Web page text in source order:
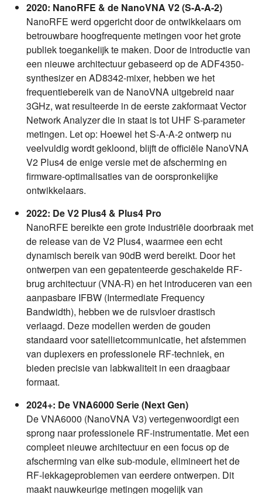
2020: NanoRFE & de NanoVNA V2 (S-A-A-2)
NanoRFE werd opgericht door de ontwikkelaars om
betrouwbare hoogfrequente metingen voor het grote
publiek toegankelijk te maken. Door de introductie van
een nieuwe architectuur gebaseerd op de ADF4350-
synthesizer en AD8342-mixer, hebben we het
frequentiebereik van de NanoVNA uitgebreid naar
3GHz, wat resulteerde in de eerste zakformaat Vector
Network Analyzer die in staat is tot UHF S-parameter
metingen. Let op: Hoewel het S-A-A-2 ontwerp nu
veelvuldig wordt gekloond, blijft de officiële NanoVNA
V2 Plus4 de enige versie met de afscherming en
firmware-optimalisaties van de oorspronkelijke
ontwikkelaars.
2022: De V2 Plus4 & Plus4 Pro
NanoRFE bereikte een grote industriële doorbraak met
de release van de V2 Plus4, waarmee een echt
dynamisch bereik van 90dB werd bereikt. Door het
ontwerpen van een gepatenteerde geschakelde RF-
brug architectuur (VNA-R) en het introduceren van een
aanpasbare IFBW (Intermediate Frequency
Bandwidth), hebben we de ruisvloer drastisch
verlaagd. Deze modellen werden de gouden
standaard voor satellietcommunicatie, het afstemmen
van duplexers en professionele RF-techniek, en
bieden precisie van labkwaliteit in een draagbaar
formaat.
2024+: De VNA6000 Serie (Next Gen)
De VNA6000 (NanoVNA V3) vertegenwoordigt een
sprong naar professionele RF-instrumentatie. Met een
compleet nieuwe architectuur en een focus op de
afscherming van elke sub-module, elimineert het de
RF-lekkageproblemen van eerdere ontwerpen. Dit
maakt nauwkeurige metingen mogelijk van